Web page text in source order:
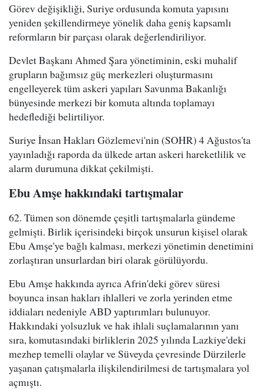
Görev değişikliği, Suriye ordusunda komuta yapısını
yeniden şekillendirmeye yönelik daha geniş kapsamlı
reformların bir parçası olarak değerlendiriliyor.
Devlet Başkanı Ahmed Şara yönetiminin, eski muhalif
grupların bağımsız güç merkezleri oluşturmasını
engelleyerek tüm askeri yapıları Savunma Bakanlığı
bünyesinde merkezi bir komuta altında toplamayı
hedeflediği belirtiliyor.
Suriye İnsan Hakları Gözlemevi'nin (SOHR) 4 Ağustos'ta
yayınladığı raporda da ülkede artan askeri hareketlilik ve
alarm durumuna dikkat çekilmişti.
Ebu Amşe hakkındaki tartışmalar
62. Tümen son dönemde çeşitli tartışmalarla gündeme
gelmişti. Birlik içerisindeki birçok unsurun kişisel olarak
Ebu Amşe'ye bağlı kalması, merkezi yönetimin denetimini
zorlaştıran unsurlardan biri olarak görülüyordu.
Ebu Amşe hakkında ayrıca Afrin'deki görev süresi
boyunca insan hakları ihlalleri ve zorla yerinden etme
iddiaları nedeniyle ABD yaptırımları bulunuyor.
Hakkındaki yolsuzluk ve hak ihlali suçlamalarının yanı
sıra, komutasındaki birliklerin 2025 yılında Lazkiye'deki
mezhep temelli olaylar ve Süveyda çevresinde Dürzilerle
yaşanan çatışmalarla ilişkilendirilmesi de tartışmalara yol
açmıştı.